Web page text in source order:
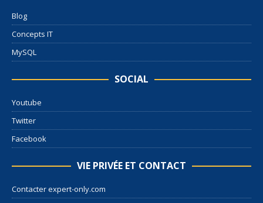
Blog
Concepts IT
MySQL
SOCIAL
Youtube
Twitter
Facebook
VIE PRIVÉE ET CONTACT
Contacter expert-only.com